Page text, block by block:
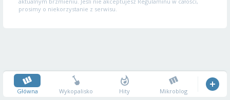
prosimy o niekorzystanie z serwisu.
Główna Wykopalisko Hity Mikroblog